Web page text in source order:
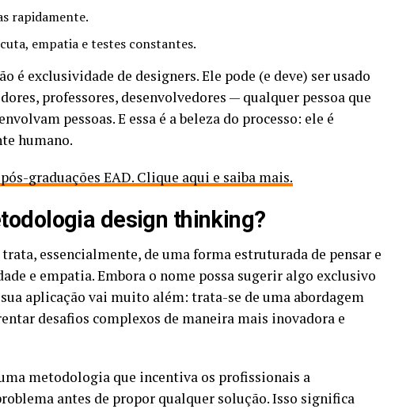
rapidamente.
empatia e testes constantes.
é exclusividade de designers. Ele pode (e deve) ser usado
professores, desenvolvedores — qualquer pessoa que
pessoas. E essa é a beleza do processo: ele é
humano.
graduações EAD. Clique aqui e saiba mais.
design thinking?
essencialmente, de uma forma estruturada de pensar e
e empatia. Embora o nome possa sugerir algo exclusivo
aplicação vai muito além: trata-se de uma abordagem
desafios complexos de maneira mais inovadora e
metodologia que incentiva os profissionais a
antes de propor qualquer solução. Isso significa